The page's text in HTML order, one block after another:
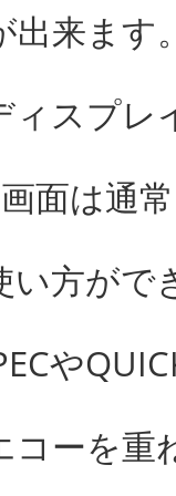
出来ます
ィスプ
面は通
い方がで
や
コーを重